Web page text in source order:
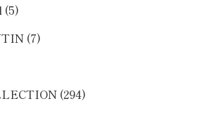
(5)
(7)
(294)